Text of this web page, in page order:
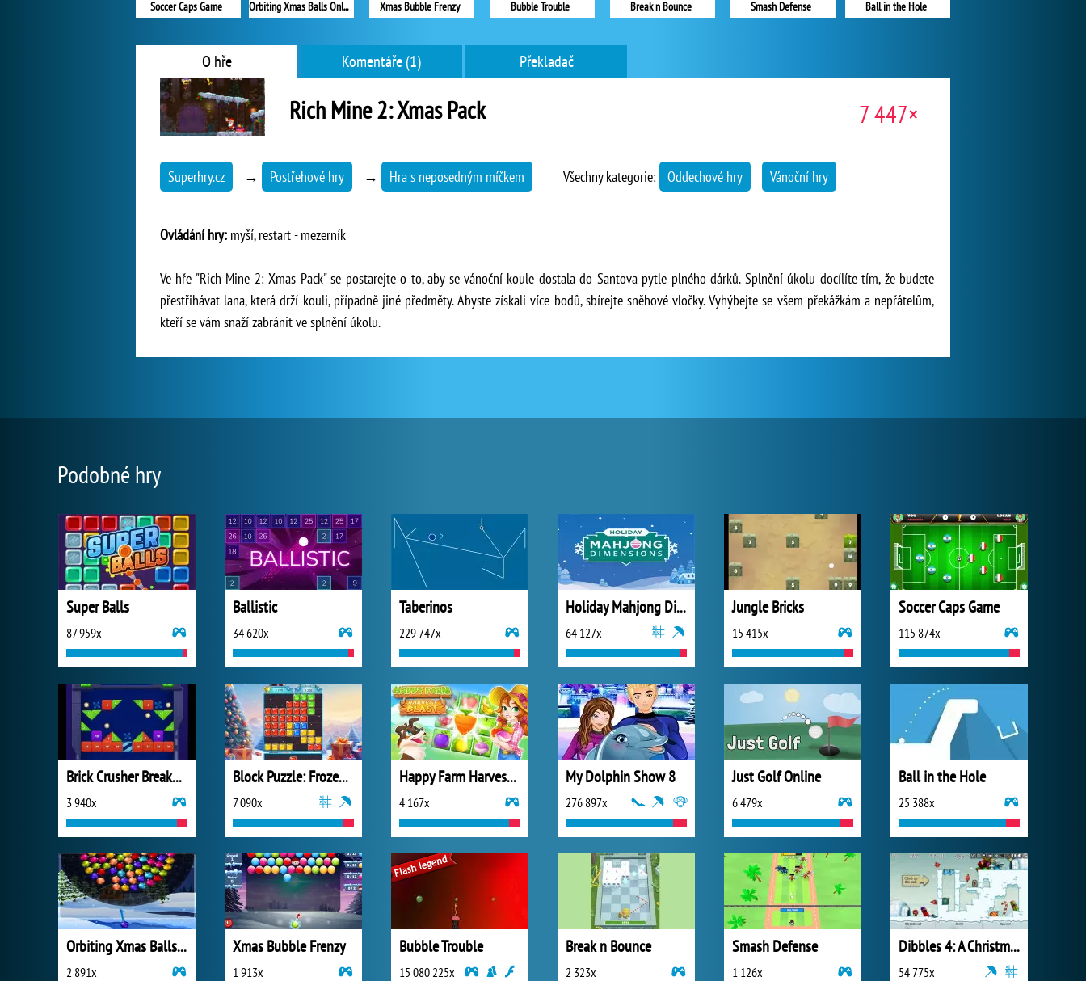
Soccer Caps Game Ball in the Hole
Orbiting Xmas Balls Online Xmas Bubble Frenzy Bubble Trouble Break n Bounce Smash Defense
O hře Komentáře (1) Překladač
Rich Mine 2: Xmas Pack 7 447×
Superhry.cz → Postřehové hry → Hra s neposedným míčkem Všechny kategorie: Oddechové hry Vánoční hry
Ovládání hry: myší, restart - mezerník
Ve hře "Rich Mine 2: Xmas Pack" se postarejte o to, aby se vánoční koule dostala do Santova pytle plného dárků. Splnění úkolu docílíte tím, že budete
přestřihávat lana, která drží kouli, případně jiné předměty. Abyste získali více bodů, sbírejte sněhové vločky. Vyhýbejte se všem překážkám a nepřátelům,
kteří se vám snaží zabránit ve splnění úkolu.
Podobné hry
Super Balls
87 959x
Ballistic
34 620x
Taberinos
229 747x
Holiday Mahjong Dimensions
64 127x
Jungle Bricks
15 415x
Soccer Caps Game
115 874x
Brick Crusher Breaker Ball
3 940x
Block Puzzle: Frozen Jewel
7 090x
Happy Farm Harvest Blast
4 167x
My Dolphin Show 8
276 897x
Just Golf Online
6 479x
Ball in the Hole
25 388x
Orbiting Xmas Balls Online
2 891x
Xmas Bubble Frenzy
1 913x
Bubble Trouble
15 080 225x
Break n Bounce
2 323x
Smash Defense
1 126x
Dibbles 4: A Christmas Crisis
54 775x